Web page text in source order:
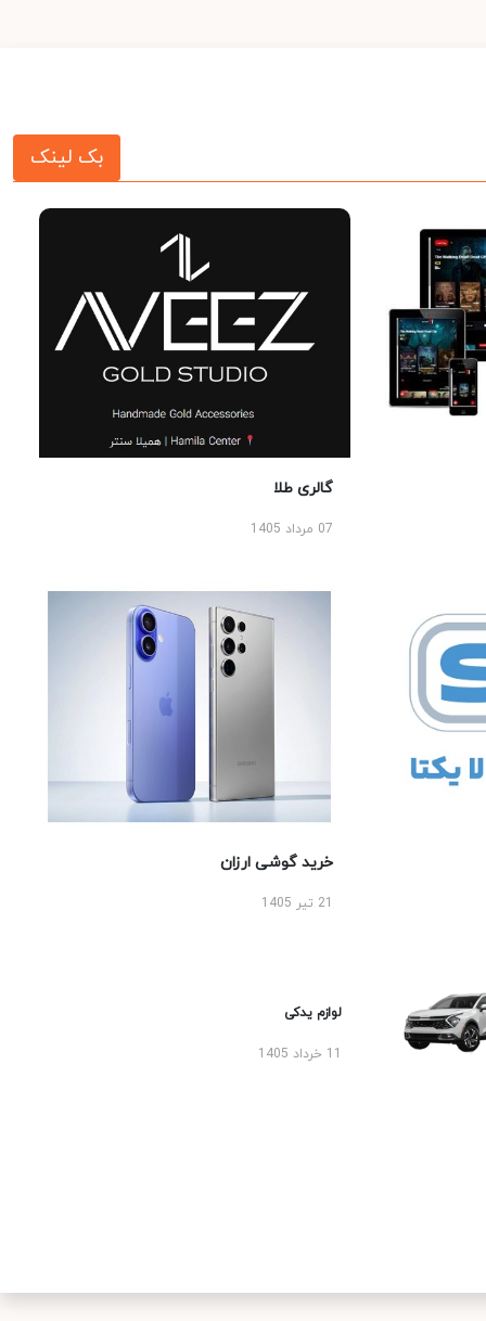
بک لینک
گالری طلا
07 مرداد 1405
خرید گوشی ارزان
لوازم یدکی